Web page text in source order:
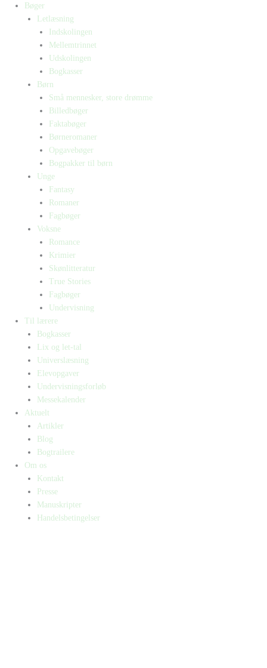
Bøger
Letlæsning
Indskolingen
Mellemtrinnet
Udskolingen
Bogkasser
Børn
Små mennesker, store drømme
Billedbøger
Faktabøger
Børneromaner
Opgavebøger
Bogpakker til børn
Unge
Fantasy
Romaner
Fagbøger
Voksne
Romance
Krimier
Skønlitteratur
True Stories
Fagbøger
Undervisning
Til lærere
Bogkasser
Lix og let-tal
Universlæsning
Elevopgaver
Undervisningsforløb
Messekalender
Aktuelt
Artikler
Blog
Bogtrailere
Om os
Kontakt
Presse
Manuskripter
Handelsbetingelser